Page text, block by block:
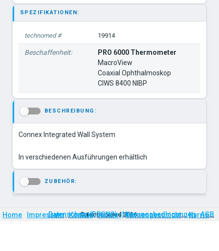
SPEZIFIKATIONEN:
technomed # 19914
Beschaffenheit:
PRO 6000 Thermometer
MacroView
Coaxial Ophthalmoskop
CIWS 8400 NIBP
BESCHREIBUNG:
Connex Integrated Wall System
ZUBEHÖR:
Home Impressum Kontakt Anfahrt Firmengeschichte Karriere
©technomed 2026
Datenschutz (DSGVO) Nutzungsbedingungen AGB